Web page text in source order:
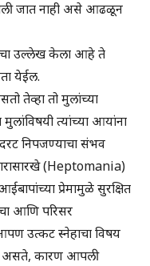
जात नाही असे आढळून
उल्लेख केला आहे ते
येईल.
तेव्हा तो मुलांच्या
त्यांच्या आयांना
निपजण्याचा संभव
(Heptomania)
प्रेमामुळे सुरक्षित
आणि परिसर
उत्कट स्नेहाचा विषय
असते, कारण आपली